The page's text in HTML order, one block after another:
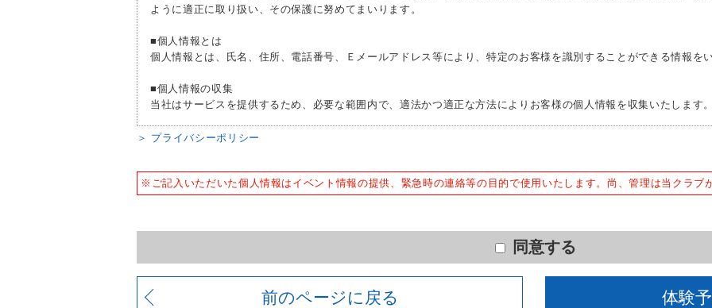
ように適正に取り扱い、その保護に努めてまいります。
■個人情報とは
個人情報とは、氏名、住所、電話番号、Ｅメールアドレス等により、特定のお客様を識別することができる情報をい
■個人情報の収集
当社はサービスを提供するため、必要な範囲内で、適法かつ適正な方法によりお客様の個人情報を収集いたします。
■個人情報の利用
3) 運動プログラム（カウンセリングを含む）等、新商品・サービスの立案・開発・実施のため
5) 顧客動向分析、アンケート調査のため
6) 個人を特定できないよう加工したうえでの統計的なデータの作成、活用、公表のため
＞ プライバシーポリシー
※ご記入いただいた個人情報はイベント情報の提供、緊急時の連絡等の目的で使用いたします。尚、管理は当クラブ
同意する
前のページに戻る 体験